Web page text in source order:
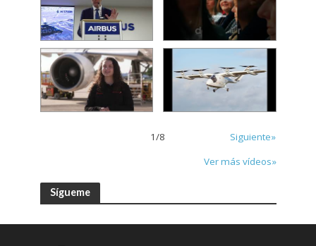
1/8
Siguiente»
Ver más vídeos»
Sígueme